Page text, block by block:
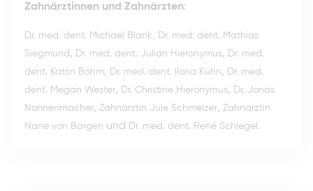
Zahnärztinnen und Zahnärzten:
Dr. med. dent. Michael Blank, Dr. med. dent. Mathias
Siegmund , Dr. med. dent. Julian Hieronymus, Dr. med.
dent. Katrin Böhm, Dr. med. dent. Ilona Kühn, Dr. med.
dent. Megan Wester, Dr. Christine Hieronymus, Dr. Jonas
Nonnenmacher, Zahnärztin Jule Schmelzer, Zahnärztin
Nane von Bargen und Dr. med. dent. René Schlegel .